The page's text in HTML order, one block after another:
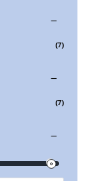
(7)
(7)